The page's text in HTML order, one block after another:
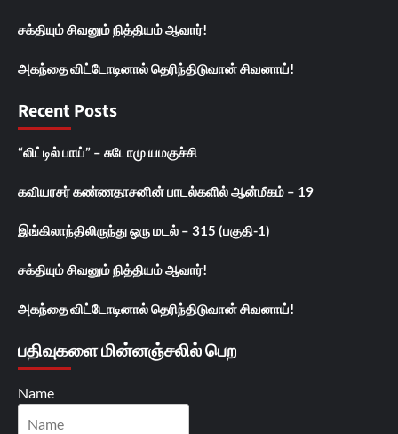
சக்தியும் சிவனும் நித்தியம் ஆவார்!
அகந்தை விட்டோடினால் தெரிந்திடுவான் சிவனாய்!
Recent Posts
“லிட்டில் பாய்” – சுடோமு யமகுச்சி
கவியரசர் கண்ணதாசனின் பாடல்களில் ஆன்மீகம் – 19
இங்கிலாந்திலிருந்து ஒரு மடல் – 315 (பகுதி-1)
சக்தியும் சிவனும் நித்தியம் ஆவார்!
அகந்தை விட்டோடினால் தெரிந்திடுவான் சிவனாய்!
பதிவுகளை மின்னஞ்சலில் பெற
Name